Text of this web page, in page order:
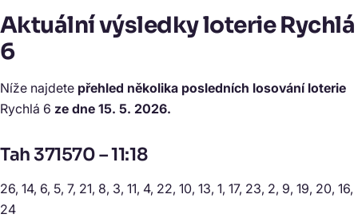
Aktuální výsledky loterie Rychlá
6
Níže najdete přehled několika posledních losování loterie
Rychlá 6 ze dne 15. 5. 2026.
Tah 371570 – 11:18
26, 14, 6, 5, 7, 21, 8, 3, 11, 4, 22, 10, 13, 1, 17, 23, 2, 9, 19, 20, 16,
24